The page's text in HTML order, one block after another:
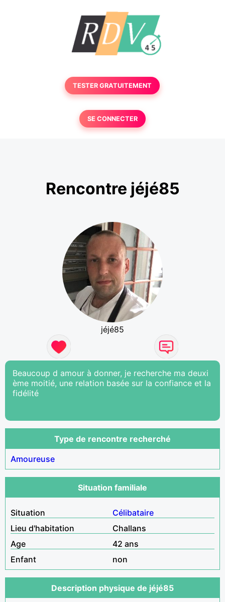
TESTER GRATUITEMENT
SE CONNECTER
Rencontre jéjé85
jéjé85
Beaucoup d amour à donner, je recherche ma deuxi
ème moitié, une relation basée sur la confiance et la
fidélité
Type de rencontre recherché
Amoureuse
Situation familiale
Situation
Célibataire
Lieu d'habitation
Challans
Age
42 ans
Enfant
non
Description physique de jéjé85